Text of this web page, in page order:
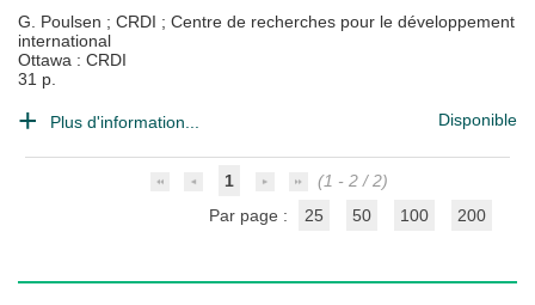
G. Poulsen ; CRDI ; Centre de recherches pour le développement
international
Ottawa : CRDI
31 p.
Plus d'information... Disponible
1
(1 - 2 / 2)
Par page :
25 50 100 200